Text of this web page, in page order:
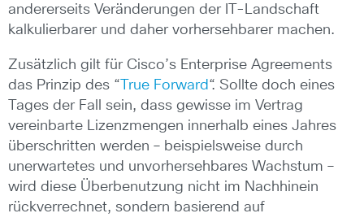
andererseits Veränderungen der IT-Landschaft
kalkulierbarer und daher vorhersehbarer machen.
Zusätzlich gilt für Cisco’s Enterprise Agreements
das Prinzip des “ True Forward“. Sollte doch eines
Tages der Fall sein, dass gewisse im Vertrag
vereinbarte Lizenzmengen innerhalb eines Jahres
überschritten werden – beispielsweise durch
unerwartetes und unvorhersehbares Wachstum –
wird diese Überbenutzung nicht im Nachhinein
rückverrechnet, sondern basierend auf